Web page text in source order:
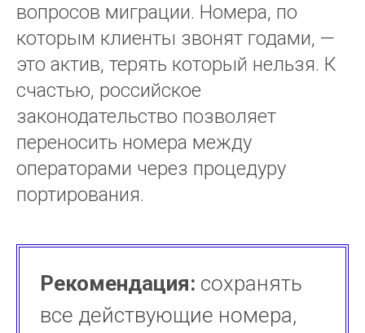
вопросов миграции. Номера, по
которым клиенты звонят годами, —
это актив, терять который нельзя. К
счастью, российское
законодательство позволяет
переносить номера между
операторами через процедуру
портирования.
Рекомендация: сохранять
все действующие номера,